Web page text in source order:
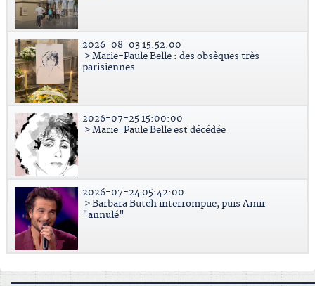
2026-08-03 15:52:00
> Marie-Paule Belle : des obsèques très
parisiennes
2026-07-25 15:00:00
> Marie-Paule Belle est décédée
2026-07-24 05:42:00
> Barbara Butch interrompue, puis Amir
"annulé"